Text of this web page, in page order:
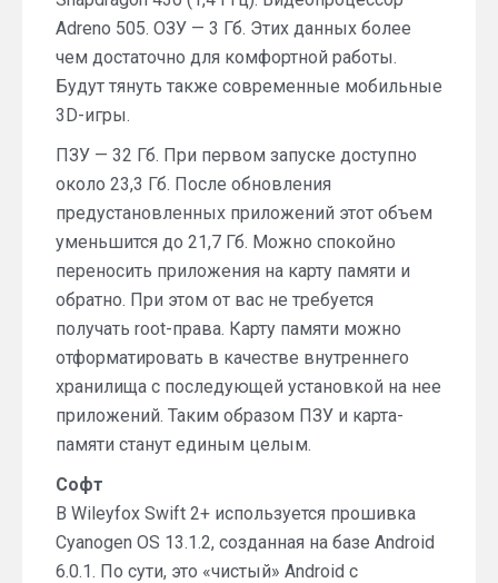
Adreno 505. ОЗУ — 3 Гб. Этих данных более
чем достаточно для комфортной работы.
Будут тянуть также современные мобильные
3D-игры.
ПЗУ — 32 Гб. При первом запуске доступно
около 23,3 Гб. После обновления
предустановленных приложений этот объем
уменьшится до 21,7 Гб. Можно спокойно
переносить приложения на карту памяти и
обратно. При этом от вас не требуется
получать root-права. Карту памяти можно
отформатировать в качестве внутреннего
хранилища с последующей установкой на нее
приложений. Таким образом ПЗУ и карта-
памяти станут единым целым.
Софт
В Wileyfox Swift 2+ используется прошивка
Cyanogen OS 13.1.2, созданная на базе Android
6.0.1. По сути, это «чистый» Android с